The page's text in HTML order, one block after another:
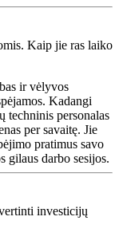
Kaip jie ras laiko
ir vėlyvos
Kadangi
personalas
per savaitę. Jie
pratimus savo
gilaus darbo sesijos.
investicijų